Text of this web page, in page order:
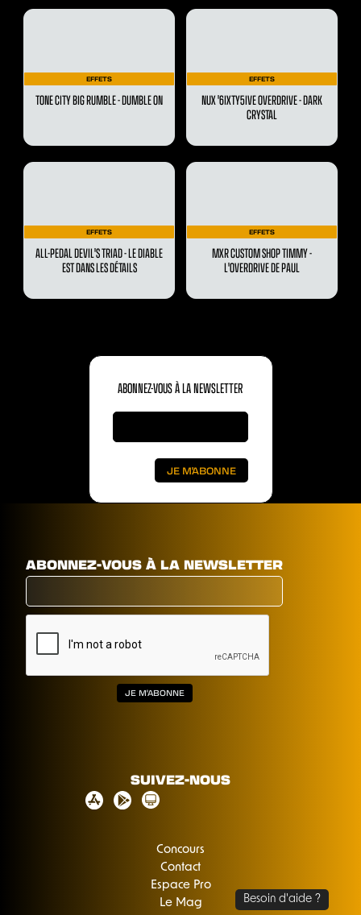
EFFETS
TONE CITY BIG RUMBLE - DUMBLE ON
EFFETS
NUX '6IXTY5IVE OVERDRIVE - DARK
CRYSTAL
EFFETS
ALL-PEDAL DEVIL'S TRIAD - LE DIABLE
EST DANS LES DÉTAILS
EFFETS
MXR CUSTOM SHOP TIMMY -
L'OVERDRIVE DE PAUL
ABONNEZ-VOUS À LA NEWSLETTER
ABONNEZ-VOUS À LA NEWSLETTER
SUIVEZ-NOUS
Concours
Contact
Espace Pro
Le Mag